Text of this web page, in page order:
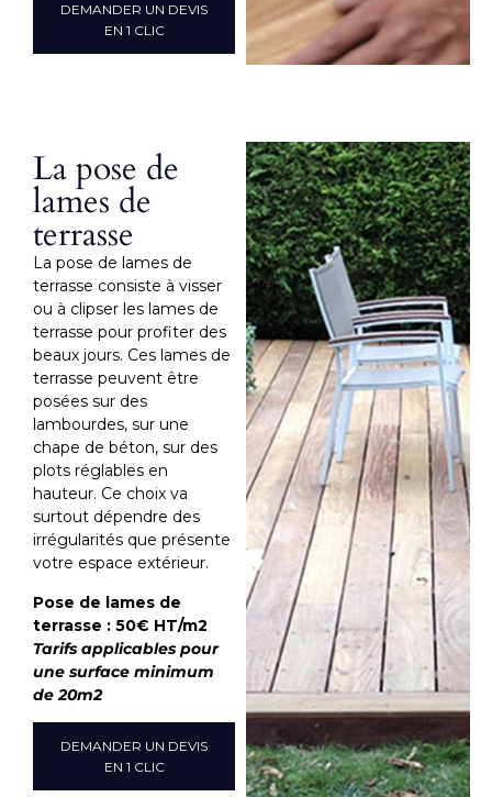
DEMANDER UN DEVIS
EN 1 CLIC
La pose de
lames de
terrasse
La pose de lames de
terrasse consiste à visser
ou à clipser les lames de
terrasse pour profiter des
beaux jours. Ces lames de
terrasse peuvent être
posées sur des
lambourdes, sur une
chape de béton, sur des
plots réglables en
hauteur. Ce choix va
surtout dépendre des
irrégularités que présente
votre espace extérieur.
Pose de lames de
terrasse : 50€ HT/m2
Tarifs applicables pour
une surface minimum
de 20m2
DEMANDER UN DEVIS
EN 1 CLIC